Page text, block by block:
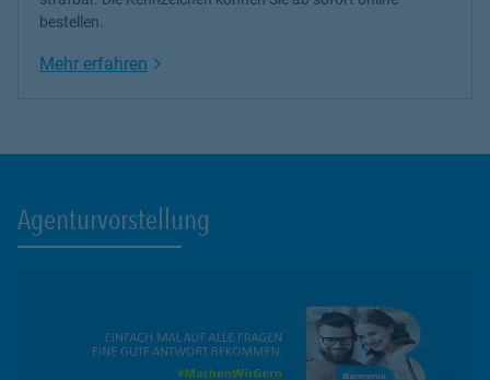
bestellen.
Mehr erfahren Link Opens in New Tab
Agenturvorstellung